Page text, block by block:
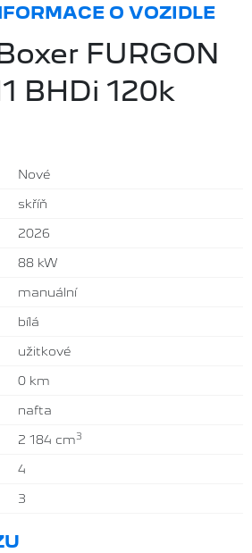
O VOZIDLE
FURGON
BHDi 120k
Nové
skříň
2026
88 kW
manuální
bílá
užitkové
0 km
nafta
2 184 cm3
4
3